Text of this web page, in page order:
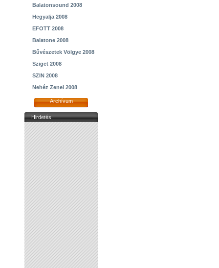
Balatonsound 2008
Hegyalja 2008
EFOTT 2008
Balatone 2008
Bűvészetek Völgye 2008
Sziget 2008
SZIN 2008
Nehéz Zenei 2008
Archívum
Hirdetés